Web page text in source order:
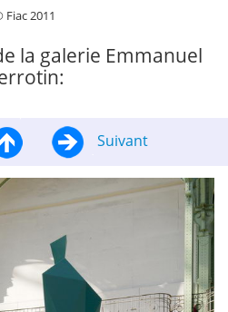
Fiac 2011
la galerie Emmanuel
Suivant